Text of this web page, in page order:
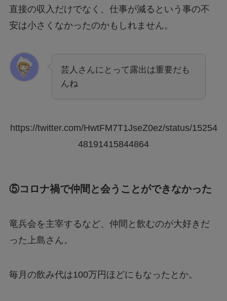
直接の収入だけでなく、仕事が減るという事の不
安は小さくなかったのかもしれません。
芸人さんにとって露出は重要だも
んね
https://twitter.com/HwtFM7T1JseZ0ez/status/15254
48191415844864
⑤コロナ禍で仲間と会うことができなかった
竜兵会を主宰するなど、仲間と飲むのが大好きだ
った上島さん。
毎月の飲み代は100万円ほどにもなったとか。